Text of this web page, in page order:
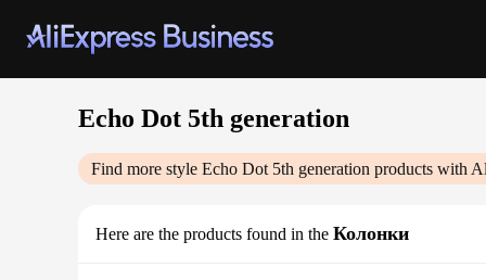
Echo Dot 5th generation
Find more style Echo Dot 5th generation products with
Here are the products found in the Колонки